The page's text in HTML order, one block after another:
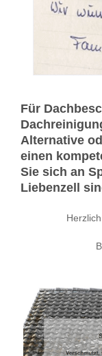
Für
Alternative
einen
Sie sich an
Liebenzell